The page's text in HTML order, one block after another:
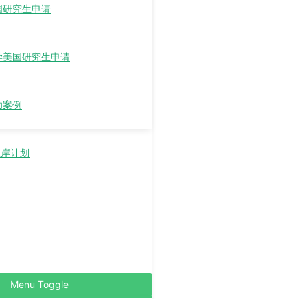
究生申请
国研究生申请
案例
计划
Menu Toggle